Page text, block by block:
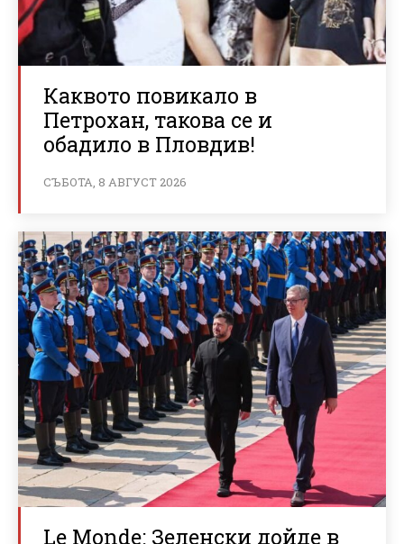
Каквото повикало в
Петрохан, такова се и
обадило в Пловдив!
СЪБОТА, 8 АВГУСТ 2026
Le Monde: Зеленски дойде в